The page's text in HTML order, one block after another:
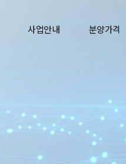
사업안내 분양가격